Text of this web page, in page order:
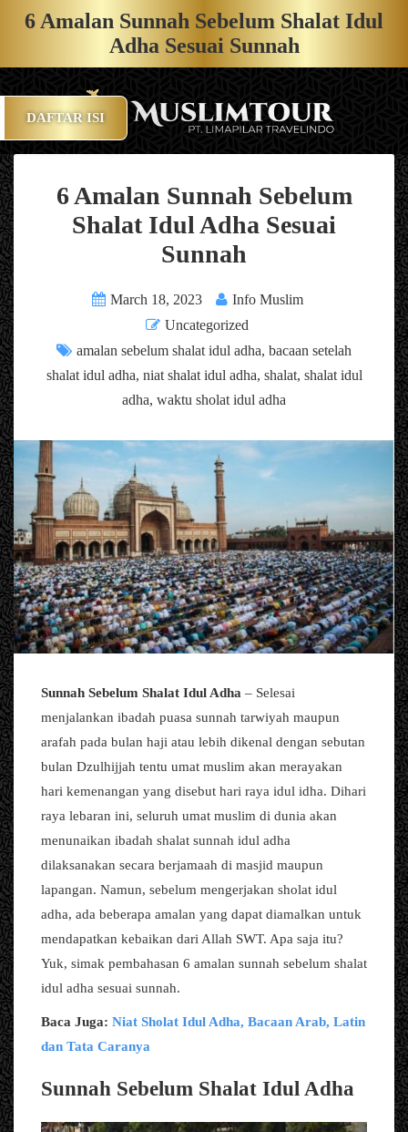
6 Amalan Sunnah Sebelum Shalat Idul
Adha Sesuai Sunnah
6 Amalan Sunnah Sebelum
Shalat Idul Adha Sesuai
Sunnah
March 18, 2023
Info Muslim
Uncategorized
amalan sebelum shalat idul adha, bacaan setelah
shalat idul adha, niat shalat idul adha, shalat, shalat idul
adha, waktu sholat idul adha
Sunnah Sebelum Shalat Idul Adha – Selesai
menjalankan ibadah puasa sunnah tarwiyah maupun
arafah pada bulan haji atau lebih dikenal dengan sebutan
bulan Dzulhijjah tentu umat muslim akan merayakan
hari kemenangan yang disebut hari raya idul idha. Dihari
raya lebaran ini, seluruh umat muslim di dunia akan
menunaikan ibadah shalat sunnah idul adha
dilaksanakan secara berjamaah di masjid maupun
lapangan. Namun, sebelum mengerjakan sholat idul
adha, ada beberapa amalan yang dapat diamalkan untuk
mendapatkan kebaikan dari Allah SWT. Apa saja itu?
Yuk, simak pembahasan 6 amalan sunnah sebelum shalat
idul adha sesuai sunnah.
Baca Juga: Niat Sholat Idul Adha, Bacaan Arab, Latin
dan Tata Caranya
Sunnah Sebelum Shalat Idul Adha
DAFTAR ISI